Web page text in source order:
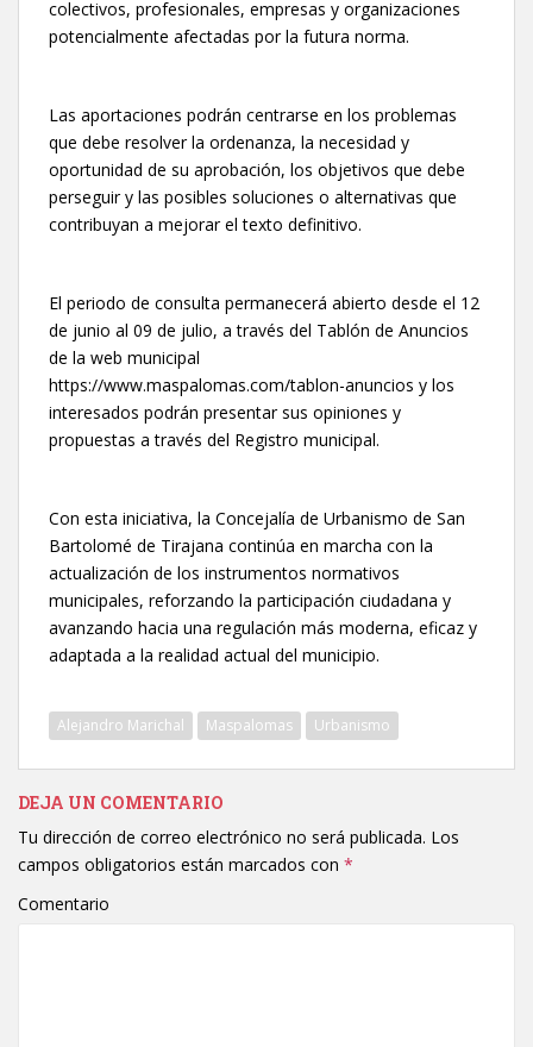
colectivos, profesionales, empresas y organizaciones
potencialmente afectadas por la futura norma.
Las aportaciones podrán centrarse en los problemas
que debe resolver la ordenanza, la necesidad y
oportunidad de su aprobación, los objetivos que debe
perseguir y las posibles soluciones o alternativas que
contribuyan a mejorar el texto definitivo.
El periodo de consulta permanecerá abierto desde el 12
de junio al 09 de julio, a través del Tablón de Anuncios
de la web municipal
https://www.maspalomas.com/tablon-anuncios y los
interesados podrán presentar sus opiniones y
propuestas a través del Registro municipal.
Con esta iniciativa, la Concejalía de Urbanismo de San
Bartolomé de Tirajana continúa en marcha con la
actualización de los instrumentos normativos
municipales, reforzando la participación ciudadana y
avanzando hacia una regulación más moderna, eficaz y
adaptada a la realidad actual del municipio.
Alejandro Marichal Maspalomas Urbanismo
DEJA UN COMENTARIO
Tu dirección de correo electrónico no será publicada. Los
campos obligatorios están marcados con *
Comentario